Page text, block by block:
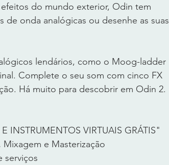
do mundo exterior, Odin tem
onda analógicas ou desenhe as suas
lendários, como o Moog-ladder
Complete o seu som com cinco FX
Há muito para descobrir em Odin 2.
INSTRUMENTOS VIRTUAIS GRÁTIS"
e Masterização
serviços